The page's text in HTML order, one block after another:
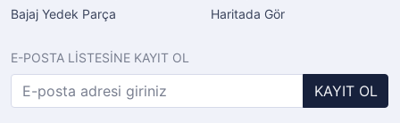
Bajaj Yedek Parça
Haritada Gör
E-POSTA LİSTESİNE KAYIT OL
KAYIT OL